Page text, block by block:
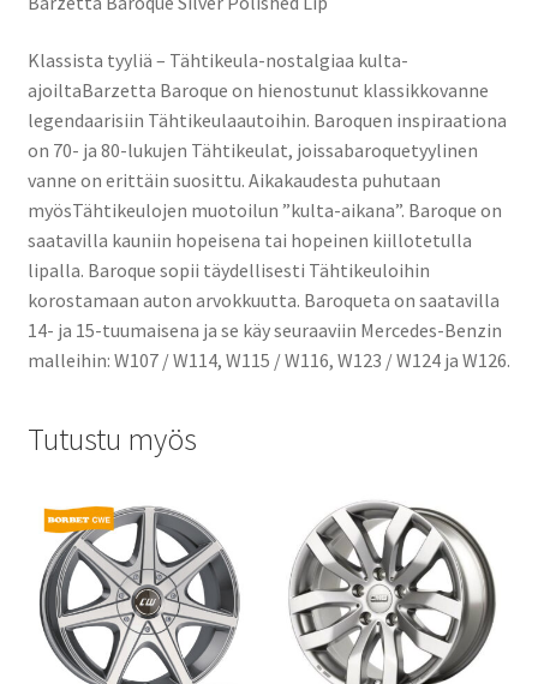
Klassista tyyliä – Tähtikeula-nostalgiaa kulta-
ajoiltaBarzetta Baroque on hienostunut klassikkovanne
legendaarisiin Tähtikeulaautoihin. Baroquen inspiraationa
on 70- ja 80-lukujen Tähtikeulat, joissabaroquetyylinen
vanne on erittäin suosittu. Aikakaudesta puhutaan
myösTähtikeulojen muotoilun ”kulta-aikana”. Baroque on
saatavilla kauniin hopeisena tai hopeinen kiillotetulla
lipalla. Baroque sopii täydellisesti Tähtikeuloihin
korostamaan auton arvokkuutta. Baroqueta on saatavilla
14- ja 15-tuumaisena ja se käy seuraaviin Mercedes-Benzin
malleihin: W107 / W114, W115 / W116, W123 / W124 ja W126.
Tutustu myös